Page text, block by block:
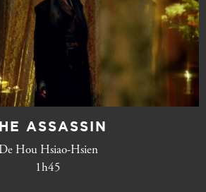
ASSASSIN
De Hou Hsiao-Hsien
1h45